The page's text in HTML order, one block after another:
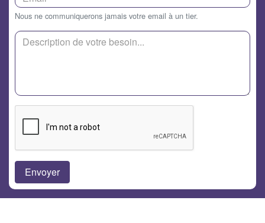
Nous ne communiquerons jamais votre email à un tier.